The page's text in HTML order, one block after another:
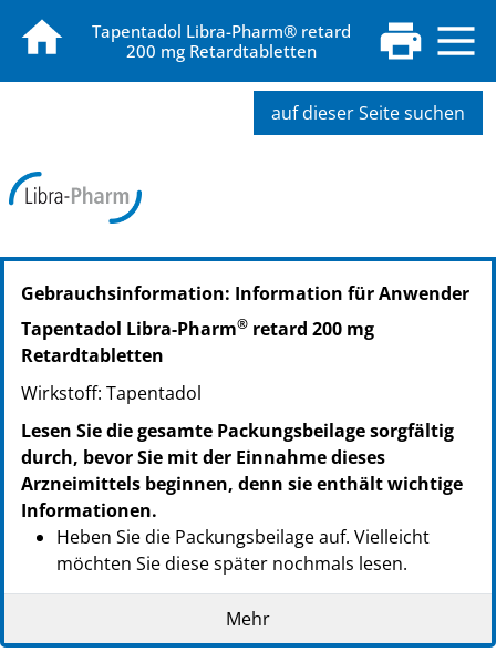
Tapentadol Libra-Pharm® retard
200 mg Retardtabletten
auf dieser Seite suchen
PZN: 16676722
PPN: 111667672202
PZN: 16676745
PPN: 111667674555
PPN: 111667676811
Gebrauchsinformation: Information für Anwender
Tapentadol Libra-Pharm® retard 200 mg
Retardtabletten
Wirkstoff: Tapentadol
Lesen Sie die gesamte Packungsbeilage sorgfältig
durch, bevor Sie mit der Einnahme dieses
Arzneimittels beginnen, denn sie enthält wichtige
Informationen.
Heben Sie die Packungsbeilage auf. Vielleicht
möchten Sie diese später nochmals lesen.
Wenn Sie weitere Fragen haben, wenden Sie sich
an Ihren Arzt oder Apotheker.
Mehr